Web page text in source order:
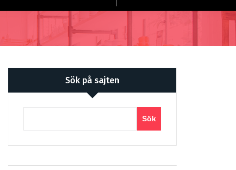
Sök på sajten
Sök